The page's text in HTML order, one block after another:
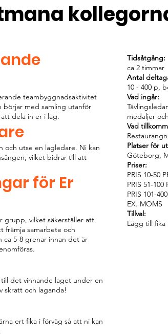
teambyggnadsaktivitet
börjar med samling utanför
dela in er i lag.
och utse en lagledare. Ni kan
vilket bidrar till att
för Er
grupp, vilket säkerställer att
främja samarbete och
ca 5-8 grenar innan det är
det vinnande laget under en
skratt och laganda!
ert fika i förväg så att ni kan
Tidsåtgång:
ca 2 timmar
Antal
10 - 400 p,
Vad ingår:
medaljer
Vad
Platser för
Göteborg,
Priser:
PRIS 10-50
PRIS 51-100
PRIS 101-
EX. MOMS
Tillval:
Lägg till fika